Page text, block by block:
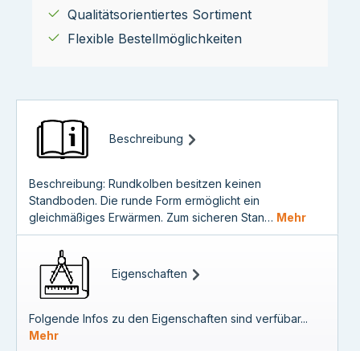
Qualitätsorientiertes Sortiment
Flexible Bestellmöglichkeiten
Beschreibung
Beschreibung: Rundkolben besitzen keinen
Standboden. Die runde Form ermöglicht ein
gleichmäßiges Erwärmen. Zum sicheren Stan… Mehr
Eigenschaften
Folgende Infos zu den Eigenschaften sind verfübar...
Mehr